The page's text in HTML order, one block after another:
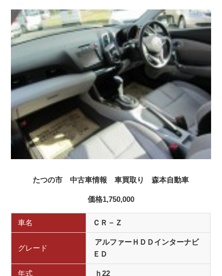
たつの市 中古車情報 車買取り 森本自動車
価格1,750,000
車名 ＣＲ－Ｚ
グレード
アルファーＨＤＤインターナビ
ＥＤ
年式 ｈ22